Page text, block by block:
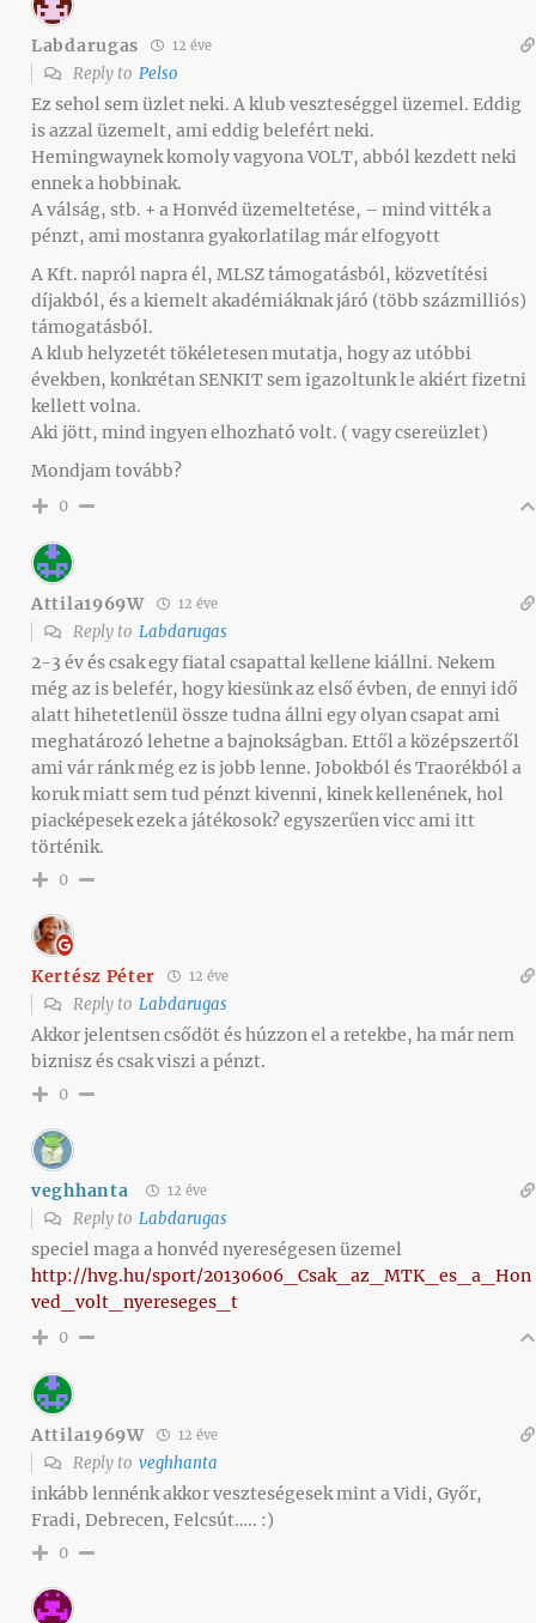
Labdarugas 12 éve
Reply to Pelso
Ez sehol sem üzlet neki. A klub veszteséggel üzemel. Eddig
is azzal üzemelt, ami eddig belefért neki.
Hemingwaynek komoly vagyona VOLT, abból kezdett neki
ennek a hobbinak.
A válság, stb. + a Honvéd üzemeltetése, – mind vitték a
pénzt, ami mostanra gyakorlatilag már elfogyott
A Kft. napról napra él, MLSZ támogatásból, közvetítési
díjakból, és a kiemelt akadémiáknak járó (több százmilliós)
támogatásból.
A klub helyzetét tökéletesen mutatja, hogy az utóbbi
években, konkrétan SENKIT sem igazoltunk le akiért fizetni
kellett volna.
Aki jött, mind ingyen elhozható volt. ( vagy csereüzlet)
Mondjam tovább?
0
Attila1969W 12 éve
Reply to Labdarugas
2-3 év és csak egy fiatal csapattal kellene kiállni. Nekem
még az is belefér, hogy kiesünk az első évben, de ennyi idő
alatt hihetetlenül össze tudna állni egy olyan csapat ami
meghatározó lehetne a bajnokságban. Ettől a középszertől
ami vár ránk még ez is jobb lenne. Jobokból és Traorékból a
koruk miatt sem tud pénzt kivenni, kinek kellenének, hol
piacképesek ezek a játékosok? egyszerűen vicc ami itt
történik.
0
Kertész Péter 12 éve
Reply to Labdarugas
Akkor jelentsen csődöt és húzzon el a retekbe, ha már nem
biznisz és csak viszi a pénzt.
0
veghhanta 12 éve
Reply to Labdarugas
speciel maga a honvéd nyereségesen üzemel
http://hvg.hu/sport/20130606_Csak_az_MTK_es_a_Hon
ved_volt_nyereseges_t
0
Attila1969W 12 éve
Reply to veghhanta
inkább lennénk akkor veszteségesek mint a Vidi, Győr,
Fradi, Debrecen, Felcsút….. :)
0